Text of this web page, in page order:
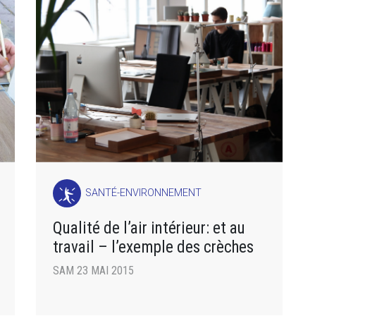
SANTÉ-ENVIRONNEMENT
Qualité de l’air intérieur: et au
travail – l’exemple des crèches
SAM 23 MAI 2015